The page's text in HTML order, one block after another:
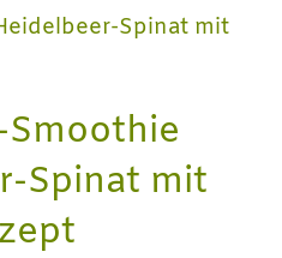
Spinat mit
Spinat mit